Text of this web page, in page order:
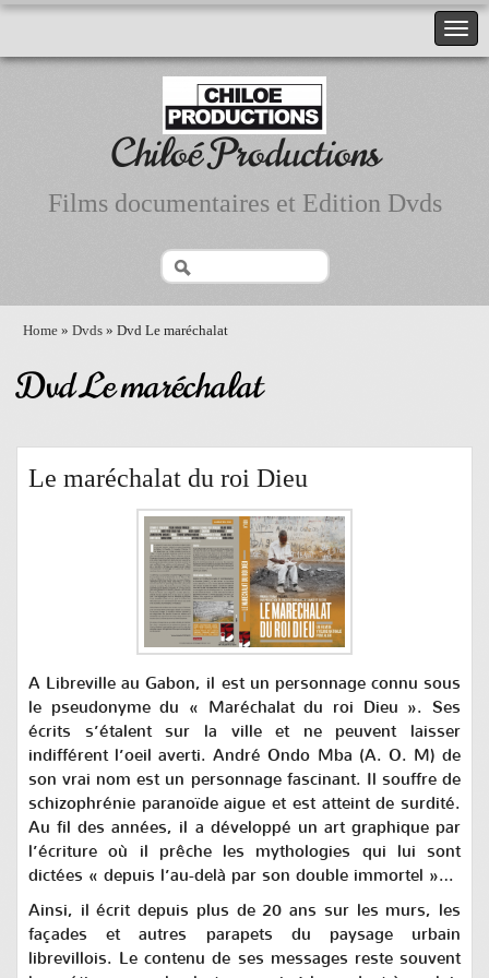
Chiloé Productions
Films documentaires et Edition Dvds
Home » Dvds » Dvd Le maréchalat
Dvd Le maréchalat
Le maréchalat du roi Dieu
A Libreville au Gabon, il est un personnage connu sous
le pseudonyme du « Maréchalat du roi Dieu ». Ses
écrits s’étalent sur la ville et ne peuvent laisser
indifférent l’oeil averti. André Ondo Mba (A. O. M) de
son vrai nom est un personnage fascinant. Il souffre de
schizophrénie paranoïde aigue et est atteint de surdité.
Au fil des années, il a développé un art graphique par
l’écriture où il prêche les mythologies qui lui sont
dictées « depuis l’au-delà par son double immortel »…
Ainsi, il écrit depuis plus de 20 ans sur les murs, les
façades et autres parapets du paysage urbain
librevillois. Le contenu de ses messages reste souvent